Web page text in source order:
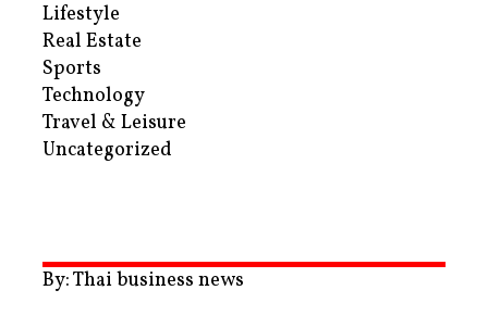
Lifestyle
Real Estate
Sports
Technology
Travel & Leisure
Uncategorized
By: Thai business news